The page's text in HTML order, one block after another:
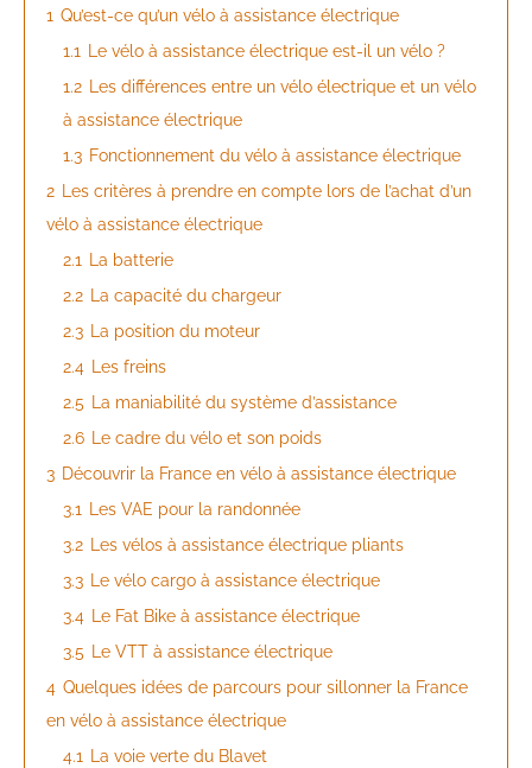
1 Qu’est-ce qu’un vélo à assistance électrique
1.1 Le vélo à assistance électrique est-il un vélo ?
1.2 Les différences entre un vélo électrique et un vélo
à assistance électrique
1.3 Fonctionnement du vélo à assistance électrique
2 Les critères à prendre en compte lors de l’achat d’un
vélo à assistance électrique
2.1 La batterie
2.2 La capacité du chargeur
2.3 La position du moteur
2.4 Les freins
2.5 La maniabilité du système d’assistance
2.6 Le cadre du vélo et son poids
3 Découvrir la France en vélo à assistance électrique
3.1 Les VAE pour la randonnée
3.2 Les vélos à assistance électrique pliants
3.3 Le vélo cargo à assistance électrique
3.4 Le Fat Bike à assistance électrique
3.5 Le VTT à assistance électrique
4 Quelques idées de parcours pour sillonner la France
en vélo à assistance électrique
4.1 La voie verte du Blavet